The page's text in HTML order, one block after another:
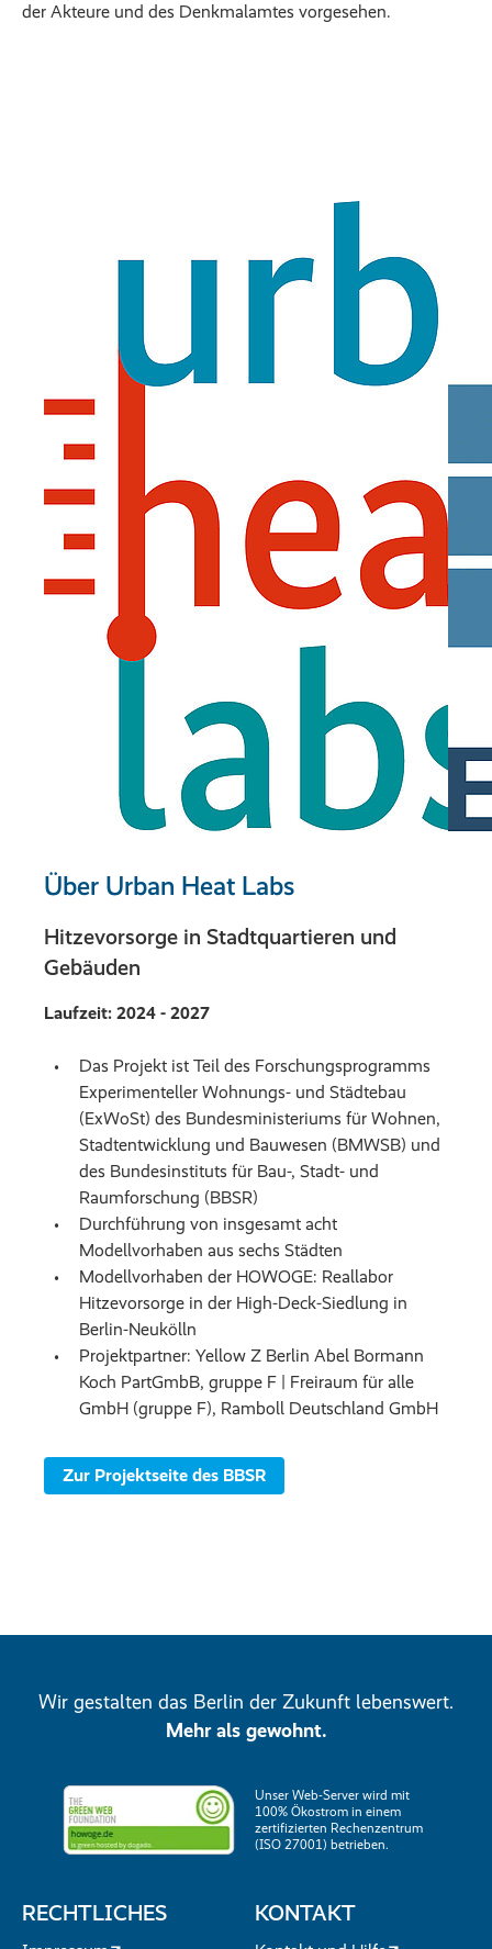
der Akteure und des Denkmalamtes vorgesehen.
Über Urban Heat Labs
Hitzevorsorge in Stadtquartieren und
Gebäuden
Laufzeit: 2024 - 2027
Das Projekt ist Teil des Forschungsprogramms
Experimenteller Wohnungs- und Städtebau
(ExWoSt) des Bundesministeriums für Wohnen,
Stadtentwicklung und Bauwesen (BMWSB) und
des Bundesinstituts für Bau-, Stadt- und
Raumforschung (BBSR)
Durchführung von insgesamt acht
Modellvorhaben aus sechs Städten
Modellvorhaben der HOWOGE: Reallabor
Hitzevorsorge in der High-Deck-Siedlung in
Berlin-Neukölln
Projektpartner: Yellow Z Berlin Abel Bormann
Koch PartGmbB, gruppe F | Freiraum für alle
GmbH (gruppe F), Ramboll Deutschland GmbH
Zur Projektseite des BBSR
Wir gestalten das Berlin der Zukunft lebenswert.
Mehr als gewohnt.
Unser Web-Server wird mit
100% Ökostrom in einem
zertifizierten Rechenzentrum
(ISO 27001) betrieben.
RECHTLICHES KONTAKT